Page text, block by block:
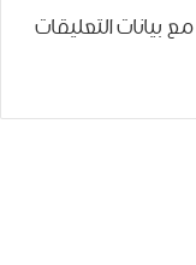
بيانات التعليقات